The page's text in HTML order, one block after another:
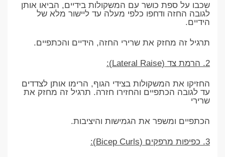
שכבו על ספת כושר עם המשקולות בידיים, הביאו אותן
לגובה החזה ודחפו כלפי מעלה עד ליישור מלא של
הידיים.
תרגיל זה מחזק את שרירי החזה, הידיים והכתפיים.
2. הרמת צד (Lateral Raise):
החזיקו את המשקולות בצידי הגוף, הרימו אותן לצדדים
עד לגובה הכתפיים והחזירו חזרה. תרגיל זה מחזק את
שרירי
הכתפיים ומשפר את הגמישות והיציבות.
3. כפיפות מרפקים (Bicep Curls):